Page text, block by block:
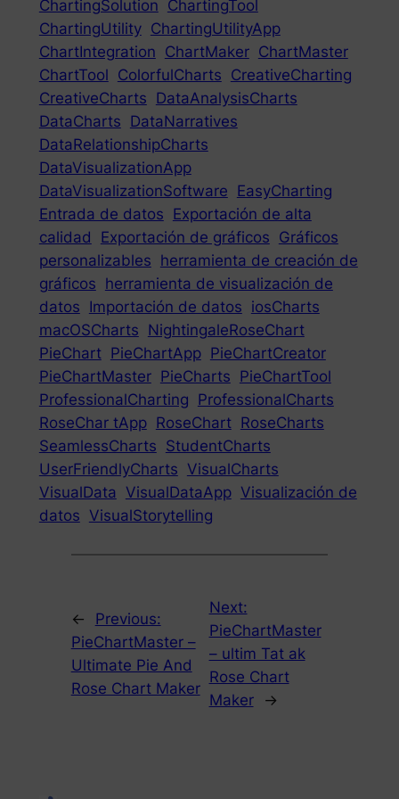
ChartingSolution ChartingTool
ChartingUtility ChartingUtilityApp
ChartIntegration ChartMaker ChartMaster
ChartTool ColorfulCharts CreativeCharting
CreativeCharts DataAnalysisCharts
DataCharts DataNarratives
DataRelationshipCharts
DataVisualizationApp
DataVisualizationSoftware EasyCharting
Entrada de datos Exportación de alta
calidad
Exportación de gráficos Gráficos
personalizables herramienta de creación de
gráficos herramienta de visualización de
datos Importación de datos iosCharts
macOSCharts NightingaleRoseChart
PieChart PieChartApp PieChartCreator
PieChartMaster PieCharts PieChartTool
ProfessionalCharting ProfessionalCharts
RoseChar tApp RoseChart RoseCharts
SeamlessCharts StudentCharts
UserFriendlyCharts VisualCharts
VisualData
VisualDataApp Visualización de
datos VisualStorytelling
←
Previous:
PieChartMaster –
Ultimate Pie And
Rose Chart Maker
Next:
PieChartMaster
– ultim Tat ak
Rose Chart
Maker
→